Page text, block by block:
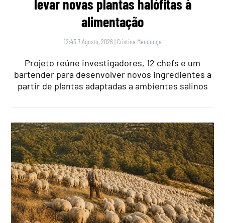
levar novas plantas halófitas à
alimentação
12:43 7 Agosto, 2026 | Cristina Mendonça
Projeto reúne investigadores, 12 chefs e um
bartender para desenvolver novos ingredientes a
partir de plantas adaptadas a ambientes salinos